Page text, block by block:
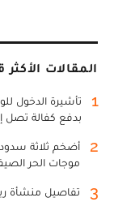
المقالات الأكثر
1
بدفع كفالة تصل إلى 20 ألف
2
أضخم ثلاثة
موجات الحر
3 تفاصيل منشأة